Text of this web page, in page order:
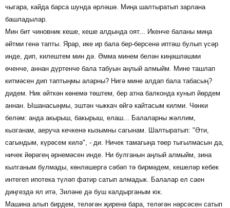
чыгара, кайда барса шунда әрләшә. Миңа шалтыратып зарлана
башладылар.
Мин бит чиновник кеше, кеше алдында оят... Икенче баланы миңа
әйтми генә тапты. Ярар, ике ир бала бер-берсенә иптәш булып үсәр
инде, дип, килештем мин дә. Әмма минем белән киңәшләшми
өченче, аннан дүртенче бала табуын аңлый алмыйм. Мине ташлап
китмәсен дип таптыңмы аларны? Нигә мине алдап бала табасың?
дидем. Ник әйткән көнемә төштем, бер атна балконда кунып йөрдем
аннан. Ышанасыңмы, эштән чыккач өйгә кайтасым килми. Чөнки
беләм: анда акырыш, бакырыш, елаш... Балаларны жәллим,
кызганам, аеруча кечкенә кызымны сагынам. Шалтыратып: "Әти,
сагындым, күрәсем килә", - ди. Ничек тамагыңа төер тыгылмасын да,
ничек йөрәгең әрнемәсен инде. Ни булганын аңлый алмыйм, зина
кылганым булмады, көнләшергә сәбәп тә бирмәдем, кешеләр кебек
интегеп ипотека түләп фатир сатып алмадык. Балалар ел саен
диңгездә ял итә, Зиләне дә буш калдырганым юк.
Машина алып бирдем, теләгән җиренә бара, теләгән нәрсәсен сатып